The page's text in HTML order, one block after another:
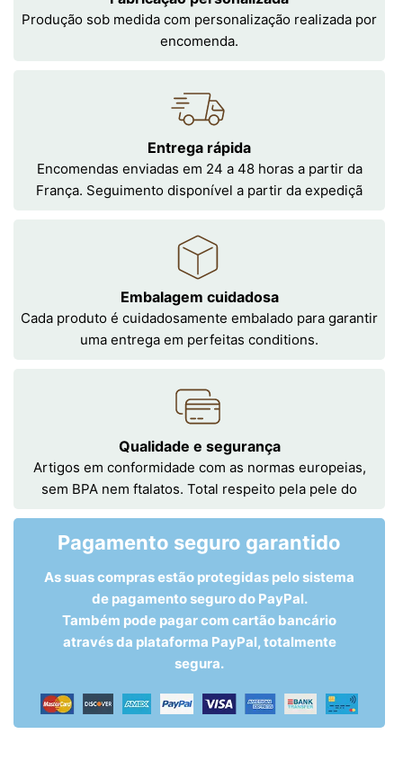
Produção sob medida com personalização realizada por
encomenda.
Entrega rápida
Encomendas enviadas em 24 a 48 horas a partir da
França. Seguimento disponível a partir da expediçã
Embalagem cuidadosa
Cada produto é cuidadosamente embalado para garantir
uma entrega em perfeitas conditions.
Qualidade e segurança
Artigos em conformidade com as normas europeias,
sem BPA nem ftalatos. Total respeito pela pele do
Pagamento seguro garantido
As suas compras estão protegidas pelo sistema
de pagamento seguro do PayPal.
Também pode pagar com cartão bancário
através da plataforma PayPal, totalmente
segura.